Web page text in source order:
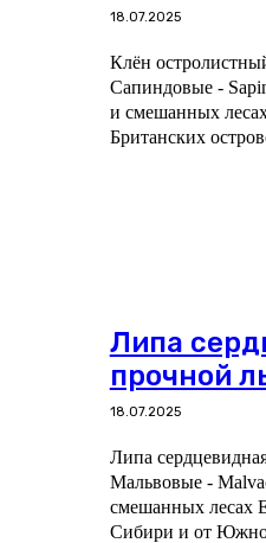
18.07.2025
Клён
Сапиндовые -
и смешанных
Британских
Липа
прочной
18.07.2025
Липа
Мальвовые -
смешанных лесах
Сибири и от